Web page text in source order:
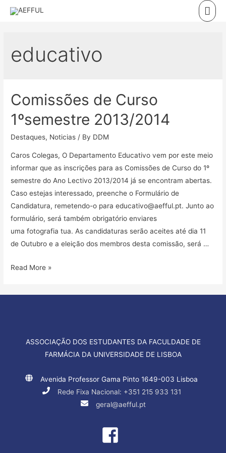
Skip
educativo
Comissões de Curso
1ºsemestre 2013/2014
Destaques, Noticias / By DDM
Caros Colegas, O Departamento Educativo vem por este meio
informar que as inscrições para as Comissões de Curso do 1º
semestre do Ano Lectivo 2013/2014 já se encontram abertas.
Caso estejas interessado, preenche o Formulário de
Candidatura, remetendo-o para educativo@aefful.pt. Junto ao
formulário, será também obrigatório enviares
uma fotografia tua. As candidaturas serão aceites até dia 11
de Outubro e a eleição dos membros desta comissão, será …
Comissões
Read More »
ASSOCIAÇÃO DOS ESTUDANTES DA FACULDADE DE
FARMÁCIA DA UNIVERSIDADE DE LISBOA
Avenida Professor Gama Pinto 1649-003 Lisboa
Rede Fixa Nacional: +351 215 933 131
geral@aefful.pt